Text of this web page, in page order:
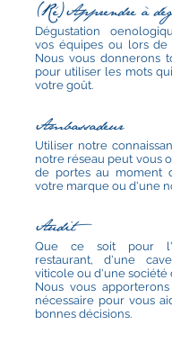
(Ré)Apprendre à
Dégustation
vos équipes ou lors de
Nous vous donnerons
pour utiliser les mots
votre goût.
Ambassadeur
Utiliser notre
notre réseau peut vous
de portes au moment
votre marque ou d'une
Audit
Que ce soit pour
restaurant, d'une
viticole ou d'une société
Nous vous
nécessaire pour vous
bonnes décisions.